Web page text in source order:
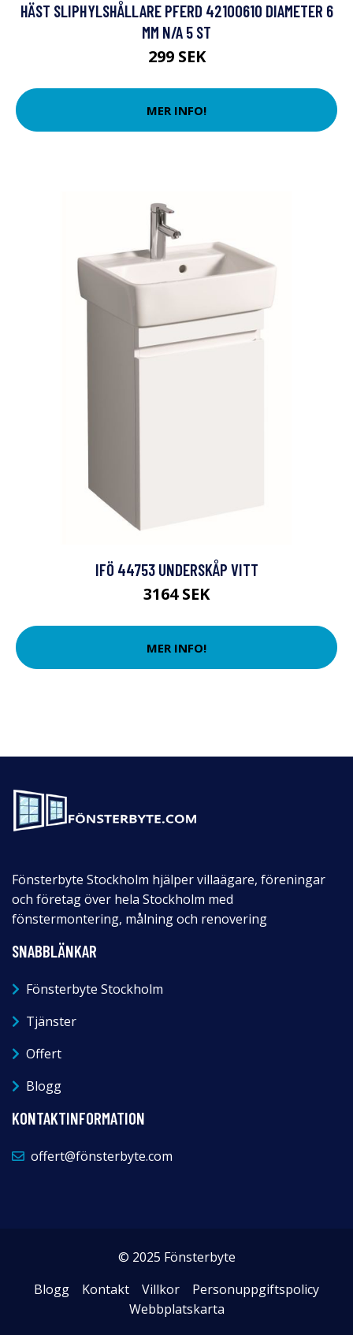
HÄST SLIPHYLSHÅLLARE PFERD 42100610 DIAMETER 6
MM N/A 5 ST
299 SEK
MER INFO!
IFÖ 44753 UNDERSKÅP VITT
3164 SEK
MER INFO!
Fönsterbyte Stockholm hjälper villaägare, föreningar
och företag över hela Stockholm med
fönstermontering, målning och renovering
SNABBLÄNKAR
Fönsterbyte Stockholm
Tjänster
Offert
Blogg
KONTAKTINFORMATION
offert@fönsterbyte.com
© 2025 Fönsterbyte
Blogg
Kontakt Villkor
Personuppgiftspolicy
Webbplatskarta